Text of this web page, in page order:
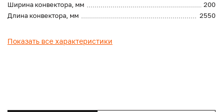
Ширина конвектора, мм
200
Длина конвектора, мм
2550
Показать все характеристики